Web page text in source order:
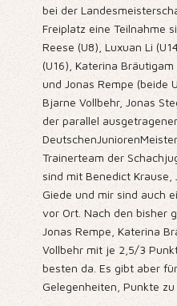
bei der
Freiplatz eine Teilnahme
Reese (U8), Luxuan Li
(U16), Katerina
und Jonas Rempe (beide
Bjarne Vollbehr, Jonas
der parallel
Trainerteam der
sind mit Benedict Krause,
Giede und mir sind auch
vor Ort. Nach den bisher
Jonas Rempe, Katerina
Vollbehr mit je 2,5/3
besten da. Es gibt aber
Gelegenheiten, Punkte zu